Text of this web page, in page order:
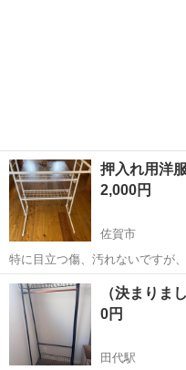
押入れ用洋
2,000円
佐賀市
特に目立つ傷、汚れないですが
佐賀 佐賀市 収納家具
（決まりま
0円
田代駅